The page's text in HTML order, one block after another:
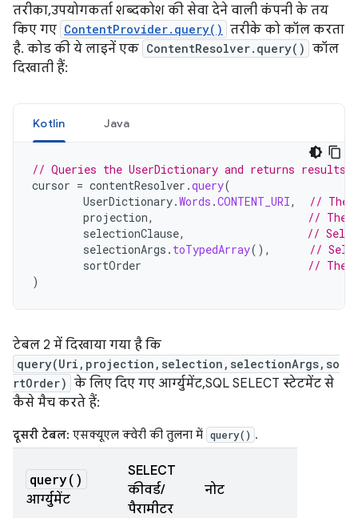
तरीका, उपयोगकर्ता शब्दकोश की सेवा देने वाली कंपनी के तय
किए गए ContentProvider.query() तरीके को कॉल करता
है. कोड की ये लाइनें एक ContentResolver.query() कॉल
दिखाती हैं:
Kotlin Java
// Queries the UserDictionary and returns results
cursor = contentResolver .query(
UserDictionary.Words .CONTENT_URI,
// The
projection,
// The
selectionClause,
//
selectionArgs . toTypedArray(),
//
sortOrder
// The
)
टेबल 2 में दिखाया गया है कि
query(Uri,projection,selection,selectionArgs,so
rtOrder) के लिए दिए गए आर्ग्युमेंट, SQL SELECT स्टेटमेंट से
कैसे मैच करते हैं:
दूसरी टेबल: एसक्यूएल क्वेरी की तुलना में query() .
query()
आर्ग्युमेंट
SELECT
कीवर्ड/
पैरामीटर
नोट